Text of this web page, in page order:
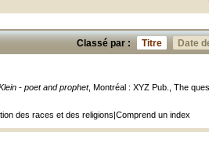
Classé par : Titre Date
- poet and prophet, Montréal : XYZ Pub., The
des races et des religions|Comprend un index